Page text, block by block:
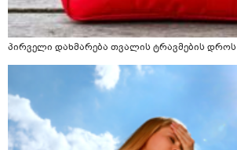
პირველი დახმარება თვალის ტრავმების დროს